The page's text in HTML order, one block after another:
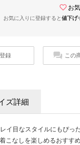
お
お気に入りに登録すると値下げ
録 この
ズ詳細
イ目なスタイルにもぴっ
こなしを楽しめるおすす